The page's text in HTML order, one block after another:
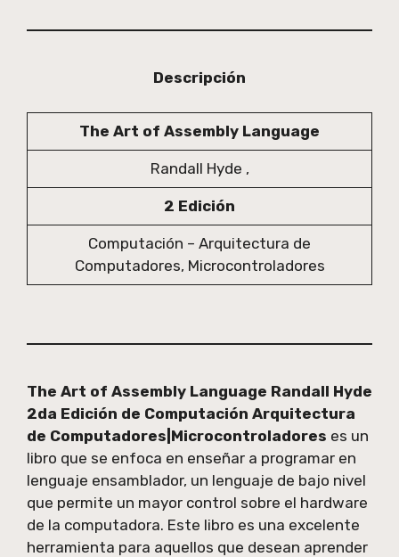
Descripción
The Art of Assembly Language
Randall Hyde ,
2 Edición
Computación – Arquitectura de
Computadores, Microcontroladores
The Art of Assembly Language Randall Hyde
2da Edición de Computación Arquitectura
de Computadores|Microcontroladores es un
libro que se enfoca en enseñar a programar en
lenguaje ensamblador, un lenguaje de bajo nivel
que permite un mayor control sobre el hardware
de la computadora. Este libro es una excelente
herramienta para aquellos que desean aprender